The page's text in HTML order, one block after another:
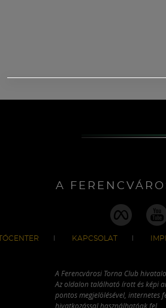
A
KAPCSOLAT
A Ferencvárosi Torna Club
Az oldalon található írott és képi
pontos megjelölésével, internetes
hivatkozással használhatóak fel.